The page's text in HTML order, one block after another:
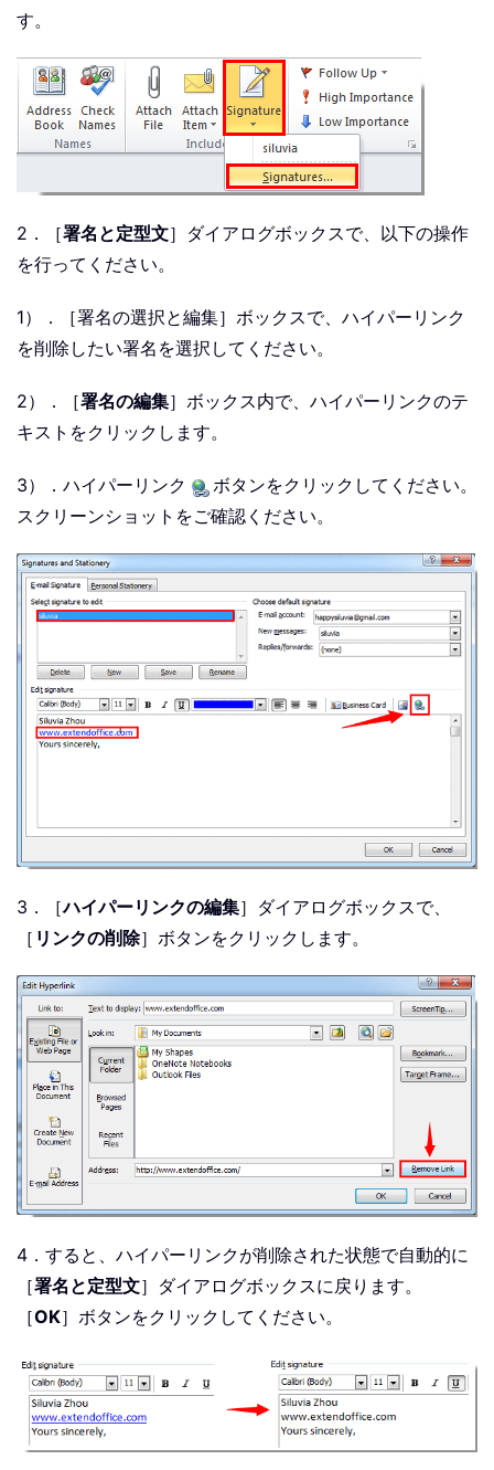
す。
2．［署名と定型文］ダイアログボックスで、以下の操作
を行ってください。
1）．［署名の選択と編集］ボックスで、ハイパーリンク
を削除したい署名を選択してください。
2）．［署名の編集］ボックス内で、ハイパーリンクのテ
キストをクリックします。
3）．ハイパーリンク
ボタンをクリックしてください。
スクリーンショットをご確認ください。
3．［ハイパーリンクの編集］ダイアログボックスで、
［ リンクの削除］ボタンをクリックします。
4．すると、ハイパーリンクが削除された状態で自動的に
［署名と定型文］ダイアログボックスに戻ります。
［OK］ボタンをクリックしてください。